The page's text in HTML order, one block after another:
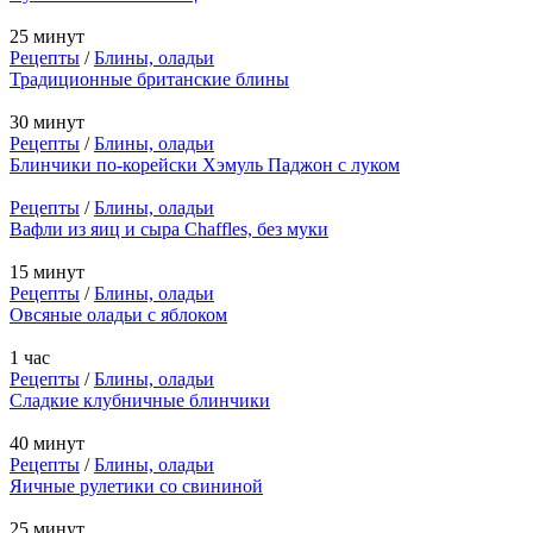
25 минут
Рецепты /Блины, оладьи
Традиционные британские блины
30 минут
Рецепты /Блины, оладьи
Блинчики по-корейски Хэмуль Паджон с луком
Рецепты /Блины, оладьи
Вафли из яиц и сыра Chaffles, без муки
15 минут
Рецепты /Блины, оладьи
Овсяные оладьи с яблоком
1 час
Рецепты /Блины, оладьи
Сладкие клубничные блинчики
40 минут
Рецепты /Блины, оладьи
Яичные рулетики со свининой